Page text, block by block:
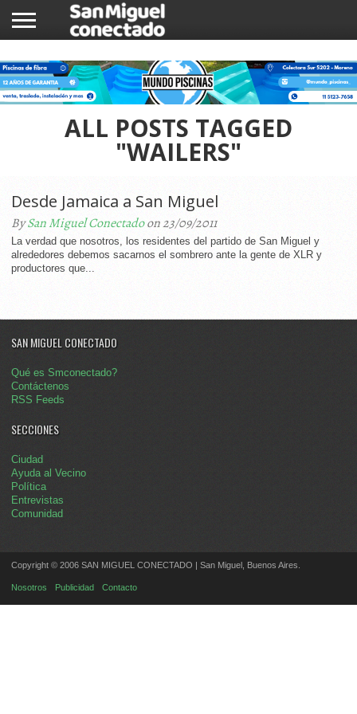
NOTICIAS
COMUNIDAD
COMERCIOS
ALL POSTS TAGGED
"WAILERS"
Desde Jamaica a San Miguel
BySan Miguel Conectadoon 23/09/2011
La verdad que nosotros, los residentes del partido de San Miguel y
alrededores debemos sacarnos el sombrero ante la gente de XLR y
productores que...
SAN MIGUEL CONECTADO
Qué es Smconectado?
Contáctenos
RSS Feeds
SECCIONES
Ciudad
Ayuda al Vecino
Política
Entrevistas
Comunidad
Copyright © 2006 SAN MIGUEL CONECTADO | San Miguel, Buenos Aires.
Nosotros Publicidad Contacto